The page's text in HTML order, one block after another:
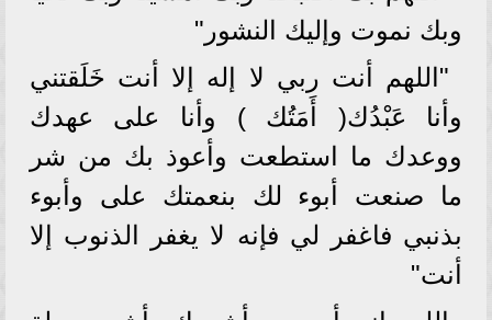
وبك نموت وإليك النشور"
"اللهم أنت ربي لا إله إلا أنت خَلَقتني
وأنا عَبْدُك( أَمَتُك ) وأنا على عهدك
ووعدك ما استطعت وأعوذ بك من شر
ما صنعت أبوء لك بنعمتك على وأبوء
بذنبي فاغفر لي فإنه لا يغفر الذنوب إلا
أنت"